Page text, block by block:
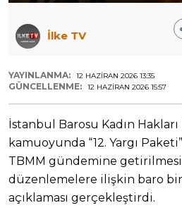
İlke TV
YAYINLANMA: 12 HAZIRAN 2026 13:35
GÜNCELLENME: 12 HAZIRAN 2026 15:57
İstanbul Barosu Kadın
kamuoyunda “12. Yargı
TBMM gündemine
düzenlemelere ilişkin baro
açıklaması gerçekleştirdi.